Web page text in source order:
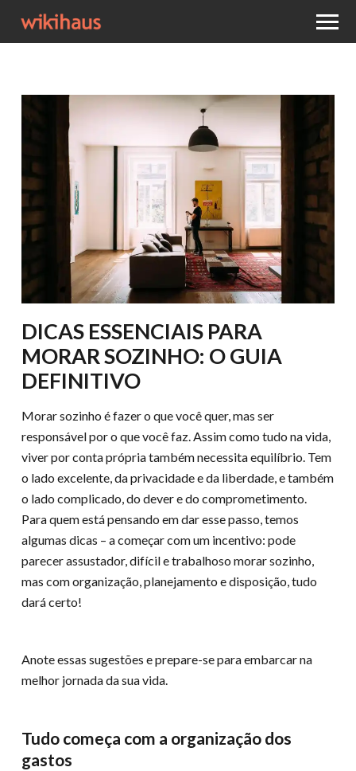
DICAS ESSENCIAIS PARA
MORAR SOZINHO: O GUIA
DEFINITIVO
Morar sozinho é fazer o que você quer, mas ser
responsável por o que você faz. Assim como tudo na vida,
viver por conta própria também necessita equilíbrio. Tem
o lado excelente, da privacidade e da liberdade, e também
o lado complicado, do dever e do comprometimento.
Para quem está pensando em dar esse passo, temos
algumas dicas – a começar com um incentivo: pode
parecer assustador, difícil e trabalhoso morar sozinho,
mas com organização, planejamento e disposição, tudo
dará certo!
Anote essas sugestões e prepare-se para embarcar na
melhor jornada da sua vida.
Tudo começa com a organização dos
gastos